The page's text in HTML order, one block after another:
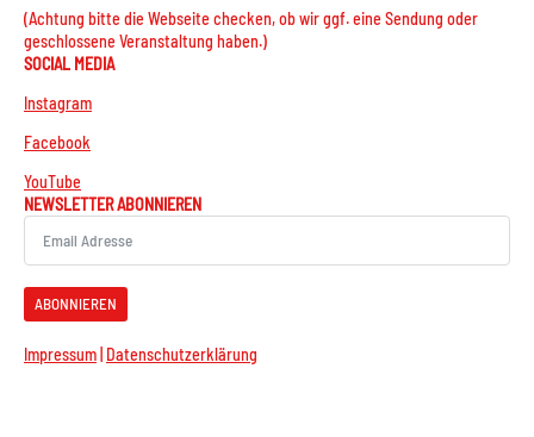
(Achtung bitte die Webseite checken, ob wir ggf. eine Sendung oder
geschlossene Veranstaltung haben.)
SOCIAL MEDIA
Instagram
Facebook
YouTube
NEWSLETTER ABONNIEREN
ABONNIEREN
Impressum Datenschutzerklärung